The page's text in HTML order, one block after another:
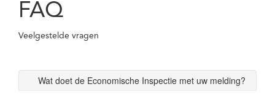
FAQ
Veelgestelde vragen
Wat doet de Economische Inspectie met uw melding?